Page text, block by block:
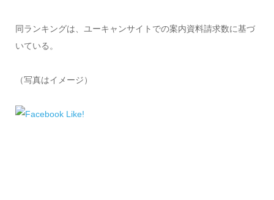
同ランキングは、ユーキャンサイトでの案内資料請求数に基づ
いている。
（写真はイメージ）